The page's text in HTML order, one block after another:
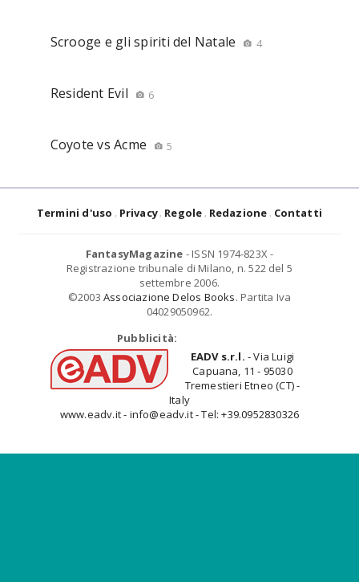
Scrooge e gli spiriti del Natale 4
Resident Evil 6
Coyote vs Acme 5
Termini d'uso Privacy Regole Redazione Contatti
FantasyMagazine - ISSN 1974-823X -
Registrazione tribunale di Milano, n. 522 del 5
settembre 2006.
©2003 Associazione Delos Books. Partita Iva
04029050962.
Pubblicità:
EADV s.r.l. - Via Luigi
Capuana, 11 - 95030
Tremestieri Etneo (CT) -
Italy
www.eadv.it - info@eadv.it - Tel: +39.0952830326